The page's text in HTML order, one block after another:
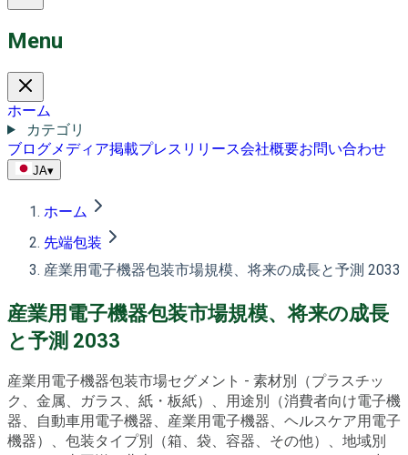
Menu
ホーム
カテゴリ
ブログメディア掲載プレスリリース会社概要お問い合わせ
JA▾
ホーム
先端包装
産業用電子機器包装市場規模、将来の成長と予測 2033
産業用電子機器包装市場規模、将来の成長
と予測 2033
産業用電子機器包装市場セグメント - 素材別（プラスチッ
ク、金属、ガラス、紙・板紙）、用途別（消費者向け電子機
器、自動車用電子機器、産業用電子機器、ヘルスケア用電子
機器）、包装タイプ別（箱、袋、容器、その他）、地域別